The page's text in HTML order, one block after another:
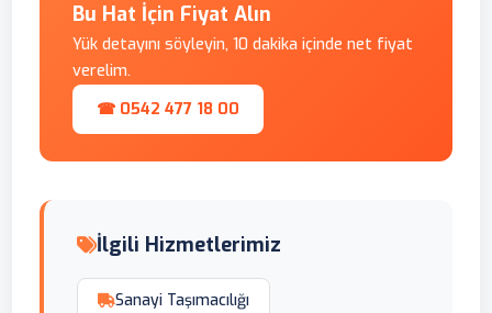
Bu Hat İçin Fiyat Alın
Yük detayını söyleyin, 10 dakika içinde net fiyat
verelim.
☎ 0542 477 18 00
İlgili Hizmetlerimiz
Sanayi Taşımacılığı